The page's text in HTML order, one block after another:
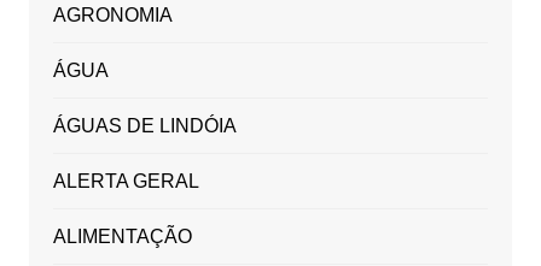
AGRONOMIA
ÁGUA
ÁGUAS DE LINDÓIA
ALERTA GERAL
ALIMENTAÇÃO